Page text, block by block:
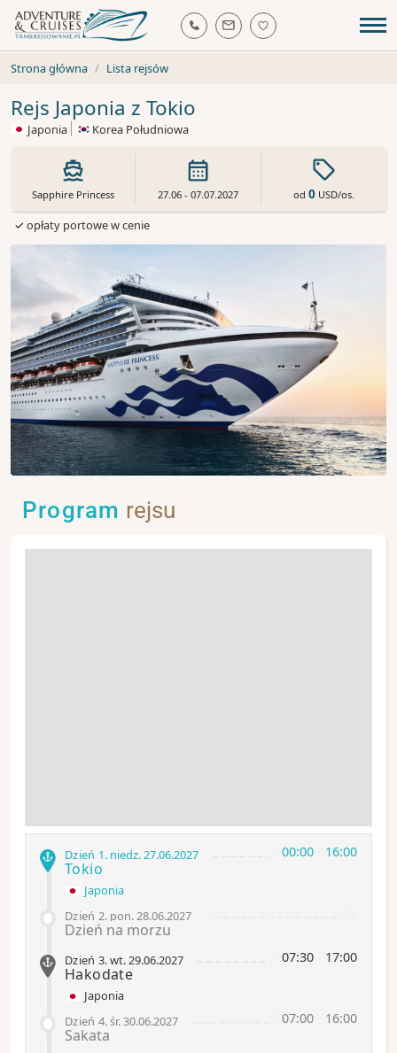
Strona główna Lista rejsów
Rejs Japonia z Tokio
Japonia Korea Południowa
Sapphire Princess 27.06 - 07.07.2027 od 0USD/os.
✓ opłaty portowe w cenie
Program rejsu
00:00 16:00
Dzień 1. niedz.27.06.2027
Tokio
Japonia
Dzień 2. pon.28.06.2027
Dzień na morzu
07:30 17:00
Dzień 3.wt.29.06.2027
Hakodate
Japonia
07:00 16:00
Dzień 4.śr.30.06.2027
Sakata